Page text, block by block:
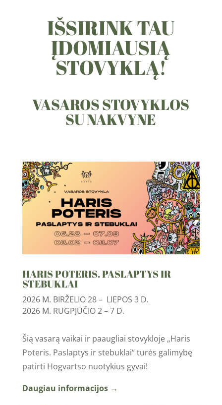
IŠSIRINK TAU
ĮDOMIAUSIĄ
STOVYKLĄ!
VASAROS STOVYKLOS
SU NAKVYNE
HARIS POTERIS. PASLAPTYS IR
STEBUKLAI
2026 M. BIRŽELIO 28 – LIEPOS 3 D.
2026 M. RUGPJŪČIO 2 – 7 D.
Šią vasarą vaikai ir paaugliai stovykloje „Haris
Poteris. Paslaptys ir stebuklai“ turės galimybę
patirti Hogvartso nuotykius gyvai!
Daugiau informacijos →